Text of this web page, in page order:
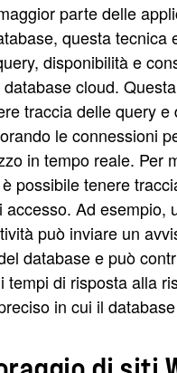
parte delle
questa tecnica
disponibilità e
cloud.
traccia delle query e
le connessioni
in tempo reale. Per
possibile tenere
accesso. Ad esempio,
può inviare un
database e può
tempi di risposta alla
in cui il